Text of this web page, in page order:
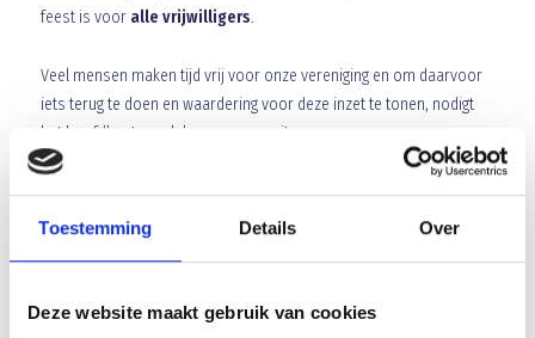
Toestemming Details Over
Deze website maakt gebruik van cookies
feest is voor alle vrijwilligers.
Veel mensen maken tijd vrij voor onze vereniging en om daarvoor
iets terug te doen en waardering voor deze inzet te tonen, nodigt
het hoofdbestuur al deze mensen uit.
Het programma voor deze avond in het “Piet van den Boom
Clubhuis”:
• Om 21.00 uur officiële opening en bekendmaking van de